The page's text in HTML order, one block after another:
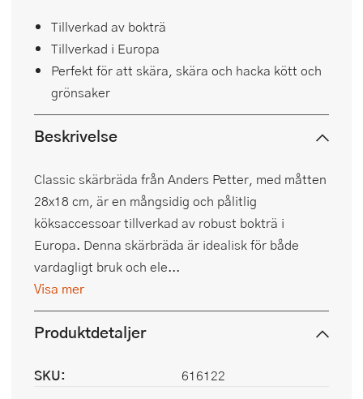
Tillverkad av bokträ
Tillverkad i Europa
Perfekt för att skära, skära och hacka kött och
grönsaker
Beskrivelse
Classic skärbräda från Anders Petter, med måtten
28x18 cm, är en mångsidig och pålitlig
köksaccessoar tillverkad av robust bokträ i
Europa. Denna skärbräda är idealisk för både
vardagligt bruk och ele...
Visa mer
Produktdetaljer
SKU:
616122